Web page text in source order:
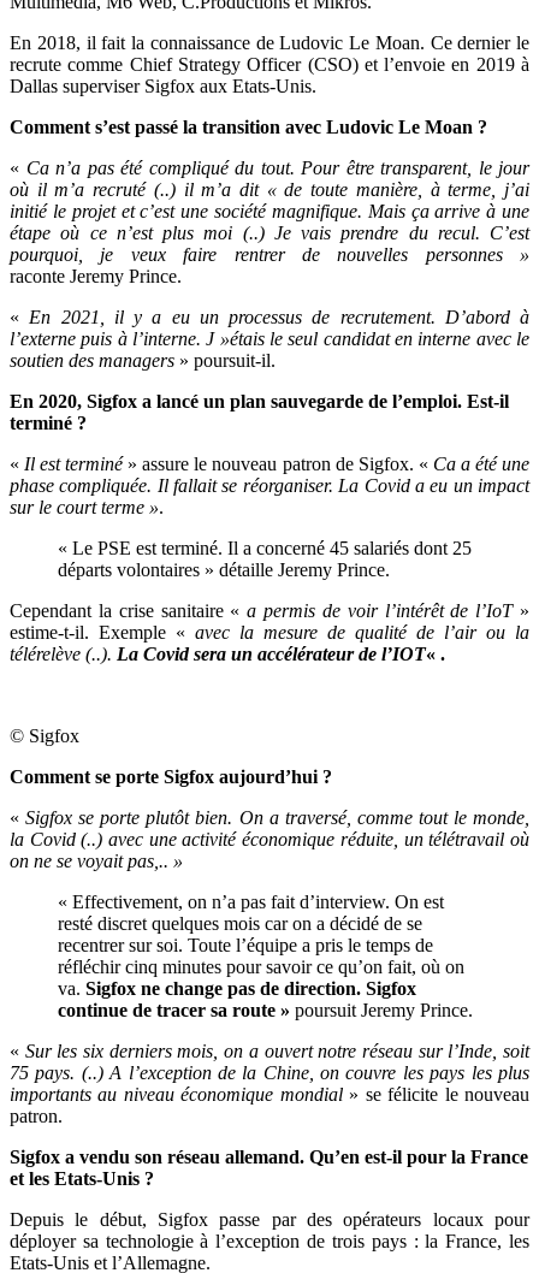
En 2018, il fait la connaissance de Ludovic Le Moan. Ce dernier le
recrute comme Chief Strategy Officer (CSO) et l’envoie en 2019 à
Dallas superviser Sigfox aux Etats-Unis.
Comment s’est passé la transition avec Ludovic Le Moan ?
« Ca n’a pas été compliqué du tout. Pour être transparent, le jour
où il m’a recruté (..) il m’a dit « de toute manière, à terme, j’ai
initié le projet et c’est une société magnifique. Mais ça arrive à une
étape où ce n’est plus moi (..) Je vais prendre du recul. C’est
pourquoi, je veux faire rentrer de nouvelles personnes »
raconte Jeremy Prince.
« En 2021, il y a eu un processus de recrutement. D’abord à
l’externe puis à l’interne. J »étais le seul candidat en interne avec le
soutien des managers » poursuit-il.
En 2020, Sigfox a lancé un plan sauvegarde de l’emploi. Est-il
terminé ?
« Il est terminé» assure le nouveau patron de Sigfox. « Ca a été une
phase compliquée. Il fallait se réorganiser. La Covid a eu un impact
sur le court terme ».
« Le PSE est terminé. Il a concerné 45 salariés dont 25
départs volontaires » détaille Jeremy Prince.
Cependant la crise sanitaire «a permis de voir l’intérêt de l’IoT»
estime-t-il. Exemple « avec la mesure de qualité de l’air ou la
télérelève (..). La Covid sera un accélérateur de l’IOT« .
© Sigfox
Comment se porte Sigfox aujourd’hui ?
«Sigfox se porte plutôt bien. On a traversé, comme tout le monde,
la Covid (..) avec une activité économique réduite, un télétravail où
on ne se voyait pas,.. »
« Effectivement, on n’a pas fait d’interview. On est
resté discret quelques mois car on a décidé de se
recentrer sur soi. Toute l’équipe a pris le temps de
réfléchir cinq minutes pour savoir ce qu’on fait, où on
va. Sigfox ne change pas de direction. Sigfox
continue de tracer sa route » poursuit Jeremy Prince.
« Sur les six derniers mois, on a ouvert notre réseau sur l’Inde, soit
75 pays. (..) A l’exception de la Chine, on couvre les pays les plus
importants au niveau économique mondial» se félicite le nouveau
patron.
Sigfox a vendu son réseau allemand. Qu’en est-il pour la France
et les Etats-Unis ?
Depuis le début, Sigfox passe par des opérateurs locaux pour
déployer sa technologie à l’exception de trois pays : la France, les
Etats-Unis et l’Allemagne.